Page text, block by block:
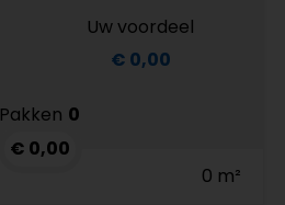
Uw voordeel
€ 0,00
Pakken 0
€ 0,00
0 m²